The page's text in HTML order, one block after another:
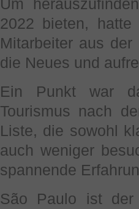
Um
2022 bieten, hatte
Mitarbeiter aus
die Neues und
Ein Punkt war
Tourismus nach
Liste, die sowohl
auch weniger
spannende
São Paulo ist der